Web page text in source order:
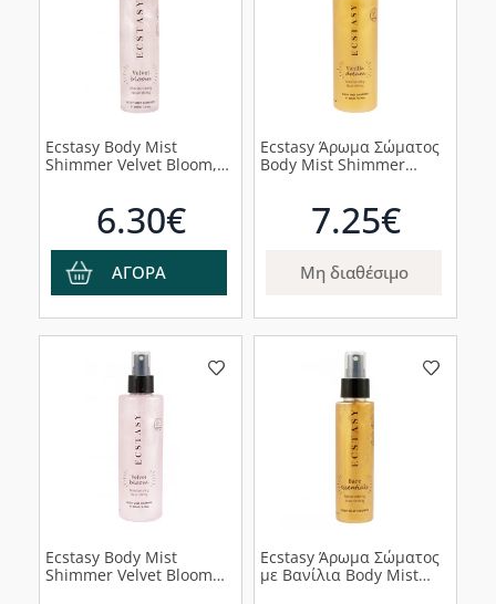
Ecstasy Body Mist
Shimmer Velvet Bloom,
6.30€
ΑΓΟΡΑ
Ecstasy Άρωμα Σώματος
Body Mist Shimmer
7.25€
Μη διαθέσιμο
Ecstasy Body Mist
Shimmer Velvet Bloom
Ecstasy Άρωμα Σώματος
με Βανίλια Body Mist